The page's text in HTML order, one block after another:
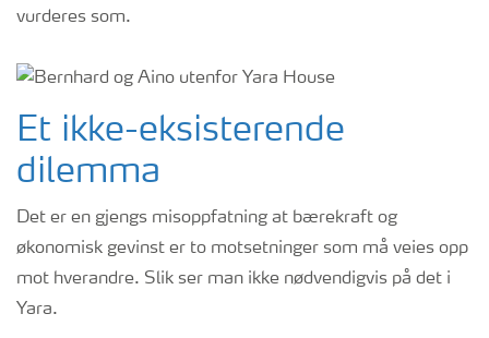
vurderes som.
Et ikke-eksisterende
dilemma
Det er en gjengs misoppfatning at bærekraft og
økonomisk gevinst er to motsetninger som må veies opp
mot hverandre. Slik ser man ikke nødvendigvis på det i
Yara.